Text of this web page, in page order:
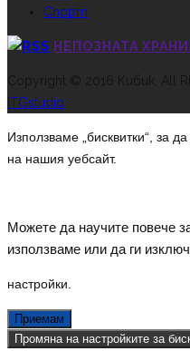
Спорт
НЕПОЗНАТА
Copyright © 2016 Кибик. All
ITGstudio
Използваме „бисквитки“, за
на нашия уебсайт.
Можете да научите повече
използваме или да ги
настройки.
Приемам
Промяна на настройките за